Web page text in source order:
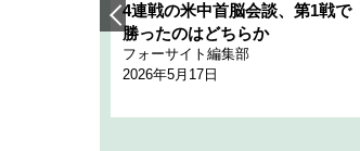
4連戦の米中首脳会談、第1戦で
勝ったのはどちらか
フォーサイト編集部
2026年5月17日